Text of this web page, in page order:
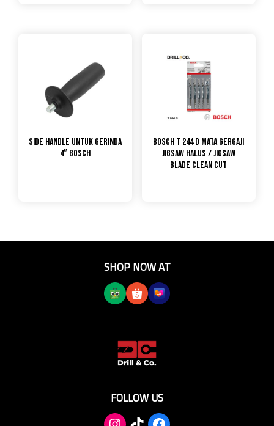
Side Handle untuk gerinda
4″ Bosch
Bosch T 244 D Mata Gergaji
Jigsaw Halus / Jigsaw
Blade Clean Cut
SHOP NOW AT
FOLLOW US